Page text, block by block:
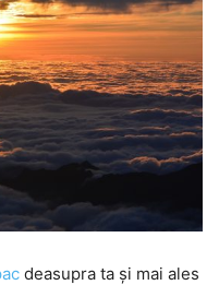
deasupra ta și mai ales